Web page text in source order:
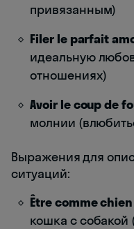
привязанным)
Filer le parfait
идеальную
отношениях)
Avoir le coup de
молнии
Выражения для
ситуаций:
Être comme
кошка с собакой